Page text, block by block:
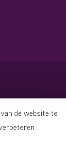
de website te